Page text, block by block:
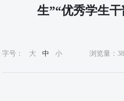
生”“优秀学生
字号： 大 中 小 浏览量：